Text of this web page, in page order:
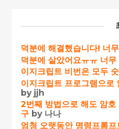
덕분에 해결했습니다! 너
덕분에 살았어요ㅠㅠ 너
이지크립트 비번은 모두
이지크립트 프로그램으로
by jjh
2번째 방법으로 해도 암
구 by 나나
엄청 오랫동안 명령프롬